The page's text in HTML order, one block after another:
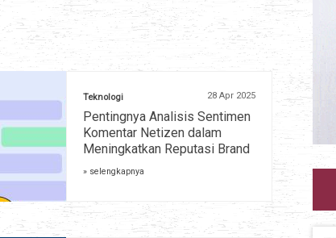
Teknologi 28 Apr 2025
Pentingnya Analisis Sentimen
Komentar Netizen dalam
Meningkatkan Reputasi Brand
» selengkapnya